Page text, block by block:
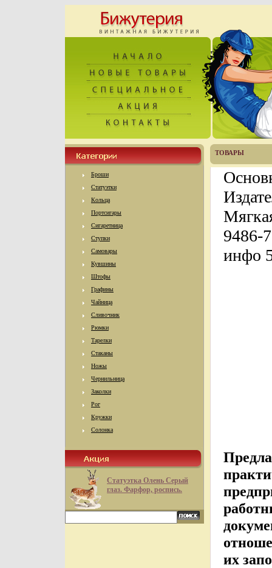
Броши
Статуэтки
Кольца
Портсигары
Сигаретница
Ступки
Самовары
Кувшины
Штофы
Графины
Чайница
Сливочник
Рюмки
Тарелки
Стаканы
Ножы
Чернильница
Заколки
Рог
Кружки
Солонка
Статуэтка Олень Серый
глаз. Фарфор, роспись.
ТОВАРЫ
9486-
инфо
их